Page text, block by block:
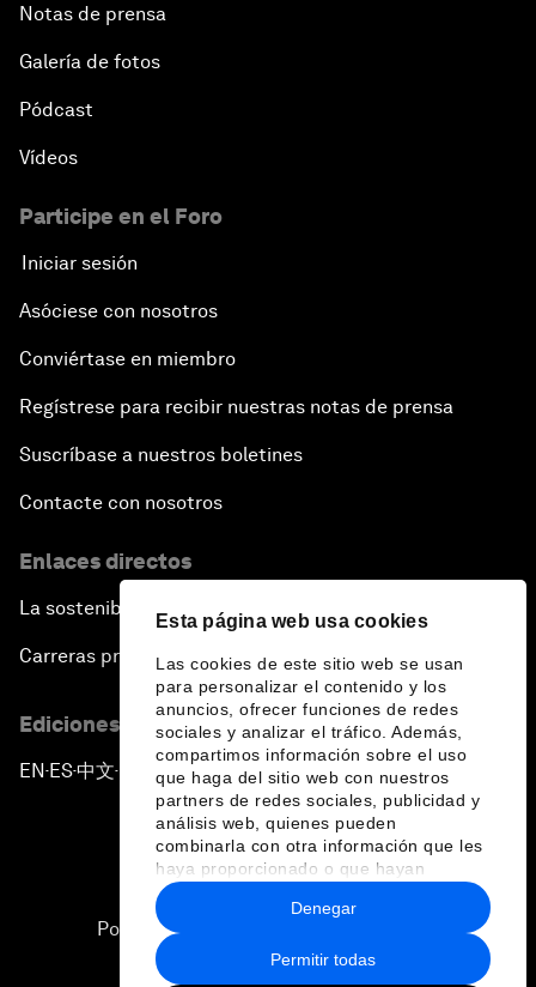
Esta página web usa cookies
Las cookies de este sitio web se usan
para personalizar el contenido y los
anuncios, ofrecer funciones de redes
sociales y analizar el tráfico. Además,
compartimos información sobre el uso
que haga del sitio web con nuestros
partners de redes sociales, publicidad y
análisis web, quienes pueden
combinarla con otra información que les
haya proporcionado o que hayan
recopilado a partir del uso que haya
hecho de sus servicios.
Permitir todas
Denegar
Notas de prensa
Galería de fotos
Pódcast
Vídeos
Participe en el Foro
Iniciar sesión
Asóciese con nosotros
Conviértase en miembro
Regístrese para recibir nuestras notas de prensa
Suscríbase a nuestros boletines
Contacte con nosotros
Enlaces directos
La sostenibilidad en el Foro
Carreras profesionales
Ediciones en otros idiomas
EN ▪ES▪中文▪ 日本語
Política de privacidad y normas de uso
Sitemap